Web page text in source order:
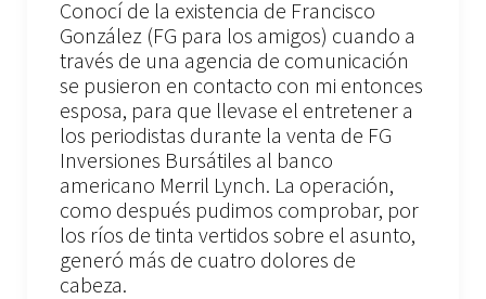
Conocí de la existencia de Francisco
González (FG para los amigos) cuando a
través de una agencia de comunicación
se pusieron en contacto con mi entonces
esposa, para que llevase el entretener a
los periodistas durante la venta de FG
Inversiones Bursátiles al banco
americano Merril Lynch. La operación,
como después pudimos comprobar, por
los ríos de tinta vertidos sobre el asunto,
generó más de cuatro dolores de
cabeza.